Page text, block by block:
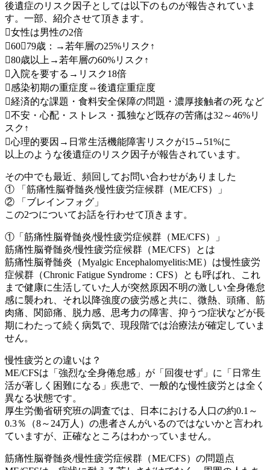
後遺症のリスク因子としては以下のものが報告されていま
す。一部、紹介させて頂きます。
女性は男性の2倍
60～79歳：→若年層の25%リスク↑
80歳以上→若年層の60%リスク↑
入院を要する→リスク18倍
感染初期の重症度⇔後遺症重症度
経済的な課題・食料安全保障の問題・濃厚接触者の死 など
不安・心配・ストレス・孤独など既存の苦痛は32～46%リ
スク↑
心理的要因→日常生活機能障害リスクが15→51%に
以上のような後遺症のリスク因子が報告されています。
その中でも最近、頻回してお問い合わせがありました
① 「筋痛性脳脊髄炎/慢性疲労症候群（ME/CFS）」
② 「ブレインフォグ」
この2つについてお話を行わせて頂きます。
①「筋痛性脳脊髄炎/慢性疲労症候群（ME/CFS）」
筋痛性脳脊髄炎/慢性疲労症候群（ME/CFS）とは
筋痛性脳脊髄炎（Myalgic Encephalomyelitis:ME）は慢性疲労
症候群（Chronic Fatigue Syndrome：CFS）とも呼ばれ、これ
まで健康に生活していた人が突然原因不明の激しい全身倦怠
感に襲われ、それ以降強度の疲労感と共に、微熱、頭痛、筋
肉痛、関節痛、脱力感、思考力の障害、抑うつ症状などが長
期にわたって続く病気で、現段階では治療法が確定していま
せん。
慢性疲労との違いは？
ME/CFSは「強烈な全身倦怠感」が「回復せず」に「日常生
活が著しく困難になる」疾患で、一般的な慢性疲労とは全く
異なる状態です。
厚生労働省研究班の調査では、日本における人口の約0.1～
0.3％（8～24万人）の患者さんがいるのではないかと言われ
ていますが、正確なところはわかっていません。
筋痛性脳脊髄炎/慢性疲労症候群（ME/CFS）の問題点